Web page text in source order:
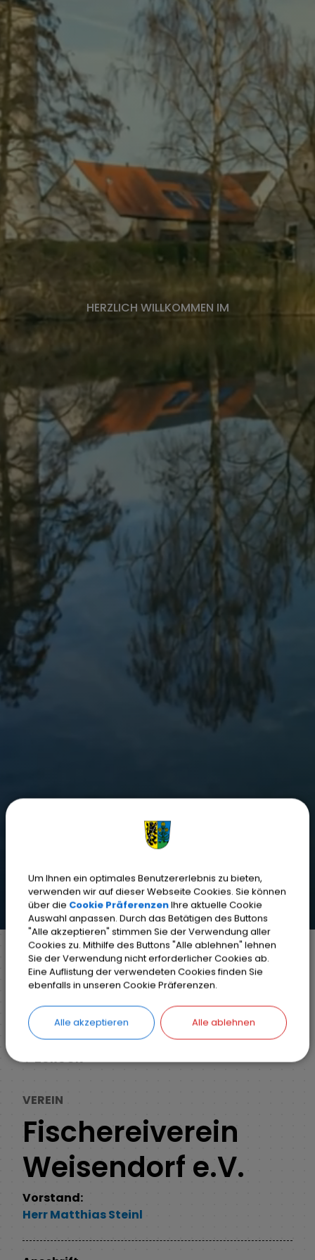
HERZLICH WILLKOMMEN IM
Markt Weisendorf
Weisendorf erleben
Vereine und Verbände
Detail
ZURÜCK
VEREIN
Fischereiverein
Weisendorf e.V.
Vorstand:
HerrMatthiasSteinl
Um Ihnen ein optimales Benutzererlebnis zu bieten,
verwenden wir auf dieser Webseite Cookies. Sie können
über die Cookie PräferenzenIhre aktuelle Cookie
Auswahl anpassen. Durch das Betätigen des Buttons
"Alle akzeptieren" stimmen Sie der Verwendung aller
Cookies zu. Mithilfe des Buttons "Alle ablehnen" lehnen
Sie der Verwendung nicht erforderlicher Cookies ab.
Eine Auflistung der verwendeten Cookies finden Sie
ebenfalls in unseren Cookie Präferenzen.
Alle akzeptieren Alle ablehnen